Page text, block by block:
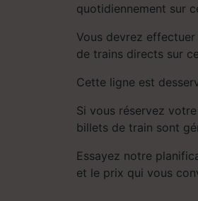
quotidiennement sur
Vous devrez
de trains directs sur
Cette ligne est
Si vous réservez
billets de train sont
Essayez notre
et le prix qui vous